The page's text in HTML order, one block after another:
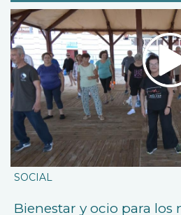
SOCIAL
Bienestar y ocio para los